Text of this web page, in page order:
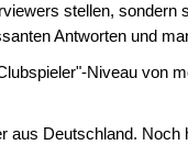
stellen, sondern
Antworten und
Niveau von
aus Deutschland. Noch